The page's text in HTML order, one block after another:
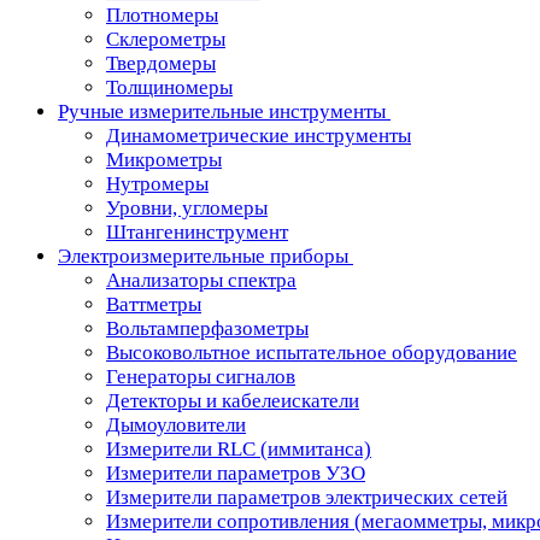
Плотномеры
Склерометры
Твердомеры
Толщиномеры
Ручные измерительные инструменты
Динамометрические инструменты
Микрометры
Нутромеры
Уровни, угломеры
Штангенинструмент
Электроизмерительные приборы
Анализаторы спектра
Ваттметры
Вольтамперфазометры
Высоковольтное испытательное оборудование
Генераторы сигналов
Детекторы и кабелеискатели
Дымоуловители
Измерители RLC (иммитанса)
Измерители параметров УЗО
Измерители параметров электрических сетей
Измерители сопротивления (мегаомметры,